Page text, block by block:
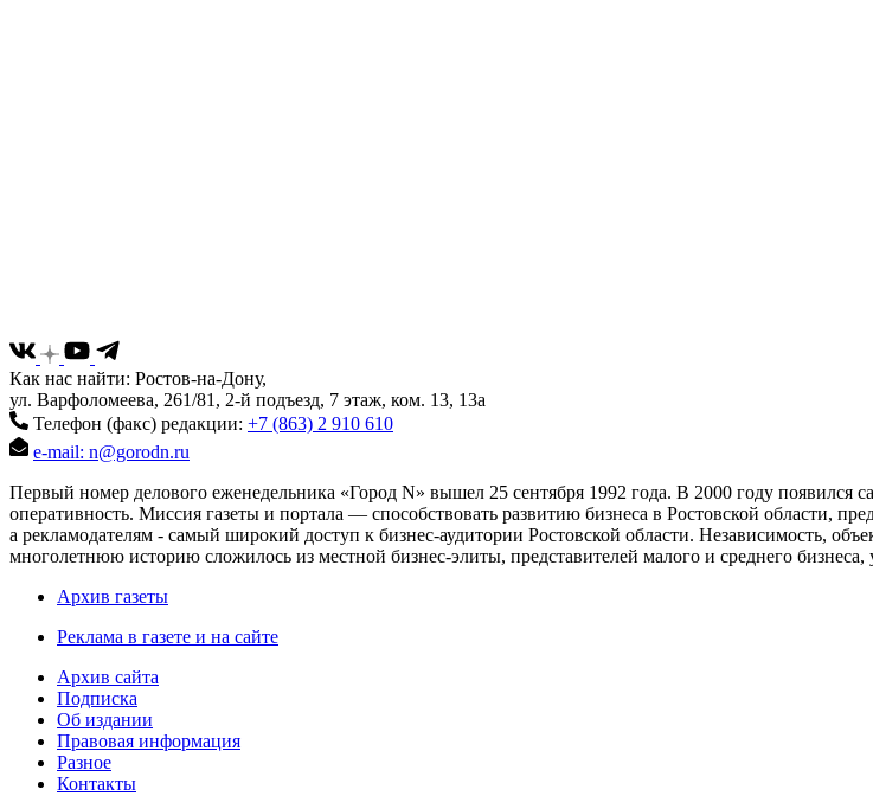
Как нас найти: Ростов-на-Дону,
ул. Варфоломеева, 261/81, 2-й подъезд, 7 этаж, ком. 13, 13а
Телефон (факс) редакции: +7 (863) 2 910 610
e-mail: n@gorodn.ru
Первый номер делового еженедельника «Город N» вышел 25 сентября 1992 года. В 2000 году появился
оперативность. Миссия газеты и портала — способствовать развитию бизнеса в Ростовской области,
а рекламодателям - самый широкий доступ к бизнес-аудитории Ростовской области. Независимость,
многолетнюю историю сложилось из местной бизнес-элиты, представителей малого и среднего
Архив газеты
Реклама в газете и на сайте
Архив сайта
Подписка
Об издании
Правовая информация
Разное
Контакты